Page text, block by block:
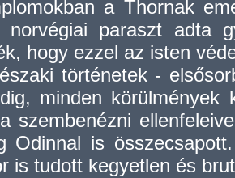
a Thornak
norvégiai paraszt adta
hogy ezzel az isten
történetek -
minden
szembenézni
Odinnal is
is tudott kegyetlen és